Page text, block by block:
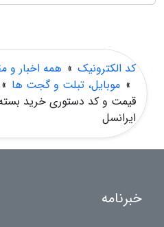
کد الکترونیک » همه اخبار و
» موبایل، تبلت و گجت ها »
ایرانسل
خبرنامه